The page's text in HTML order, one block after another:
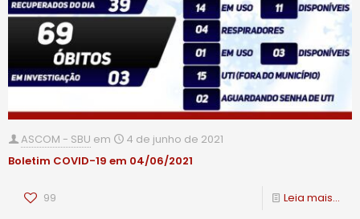
ASCOM - SBU em
4 de junho de 2021
Boletim COVID-19 em 04/06/2021
99 Leia mais...